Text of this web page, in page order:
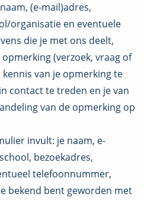
(e-mail)adres,
organisatie en eventuele
die je met ons deelt,
(verzoek, vraag of
van je opmerking te
contact te treden en je van
van de opmerking op
invult: je naam, e-
bezoekadres,
telefoonnummer,
bekend bent geworden met